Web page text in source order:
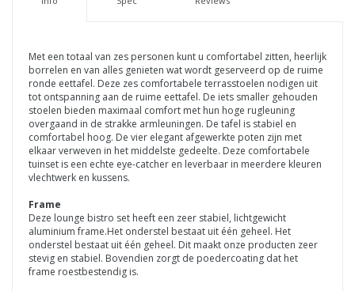
Met een totaal van zes personen kunt u comfortabel zitten, heerlijk
borrelen en van alles genieten wat wordt geserveerd op de ruime
ronde eettafel. Deze zes comfortabele terrasstoelen nodigen uit
tot ontspanning aan de ruime eettafel. De iets smaller gehouden
stoelen bieden maximaal comfort met hun hoge rugleuning
overgaand in de strakke armleuningen. De tafel is stabiel en
comfortabel hoog. De vier elegant afgewerkte poten zijn met
elkaar verweven in het middelste gedeelte. Deze comfortabele
tuinset is een echte eye-catcher en leverbaar in meerdere kleuren
vlechtwerk en kussens.
Frame
Deze lounge bistro set heeft een zeer stabiel, lichtgewicht
aluminium frame.Het onderstel bestaat uit één geheel. Het
onderstel bestaat uit één geheel. Dit maakt onze producten zeer
stevig en stabiel. Bovendien zorgt de poedercoating dat het
frame roestbestendig is.